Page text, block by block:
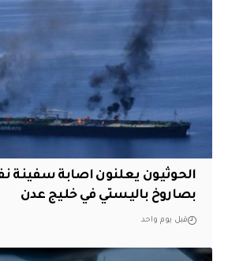
الحوثيون يعلنون اصابة سفينة
بصاروخ باليستي في خليج عدن
قبل يوم واحد